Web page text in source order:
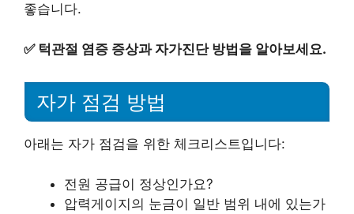
좋습니다.
✅ 턱관절 염증 증상과 자가진단 방법을 알아보세요.
자가 점검 방법
아래는 자가 점검을 위한 체크리스트입니다:
전원 공급이 정상인가요?
압력게이지의 눈금이 일반 범위 내에 있는가